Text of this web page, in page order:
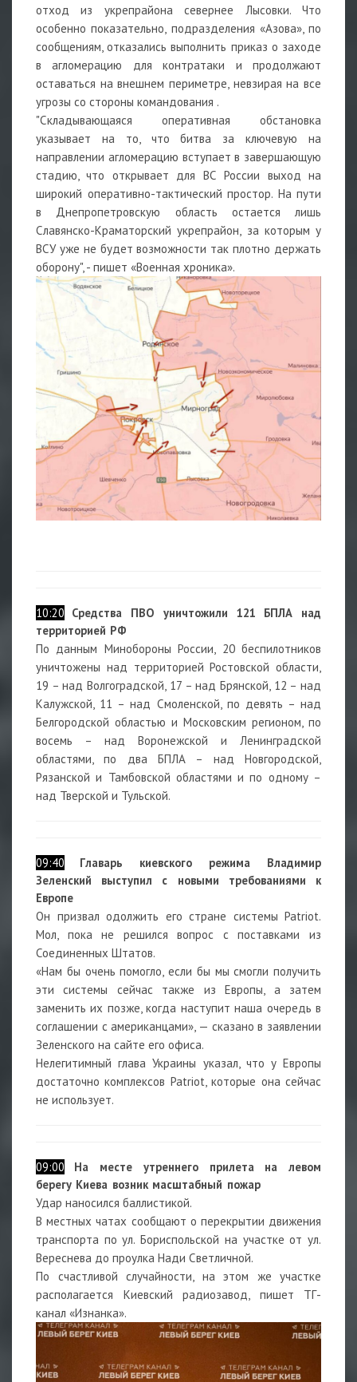
отход из укрепрайона севернее Лысовки. Что
особенно показательно, подразделения «Азова», по
сообщениям, отказались выполнить приказ о заходе
в агломерацию для контратаки и продолжают
оставаться на внешнем периметре, невзирая на все
угрозы со стороны командования .
"Складывающаяся оперативная обстановка
указывает на то, что битва за ключевую на
направлении агломерацию вступает в завершающую
стадию, что открывает для ВС России выход на
широкий оперативно-тактический простор. На пути
в Днепропетровскую область остается лишь
Славянско-Краматорский укрепрайон, за которым у
ВСУ уже не будет возможности так плотно держать
оборону", - пишет «Военная хроника».
10:20 Средства ПВО уничтожили 121 БПЛА над
территорией РФ
По данным Минобороны России, 20 беспилотников
уничтожены над территорией Ростовской области,
19 – над Волгоградской, 17 – над Брянской, 12 – над
Калужской, 11 – над Смоленской, по девять – над
Белгородской областью и Московским регионом, по
восемь – над Воронежской и Ленинградской
областями, по два БПЛА – над Новгородской,
Рязанской и Тамбовской областями и по одному –
над Тверской и Тульской.
09:40 Главарь киевского режима Владимир
Зеленский выступил с новыми требованиями к
Европе
Он призвал одолжить его стране системы Patriot.
Мол, пока не решился вопрос с поставками из
Соединенных Штатов.
«Нам бы очень помогло, если бы мы смогли получить
эти системы сейчас также из Европы, а затем
заменить их позже, когда наступит наша очередь в
соглашении с американцами», — сказано в заявлении
Зеленского на сайте его офиса.
Нелегитимный глава Украины указал, что у Европы
достаточно комплексов Patriot, которые она сейчас
не использует.
09:00
На месте утреннего прилета на левом
берегу Киева возник масштабный пожар
Удар наносился баллистикой.
В местных чатах сообщают о перекрытии движения
транспорта по ул. Бориспольской на участке от ул.
Вереснева до проулка Нади Светличной.
По счастливой случайности, на этом же участке
располагается Киевский радиозавод, пишет ТГ-
канал «Изнанка».